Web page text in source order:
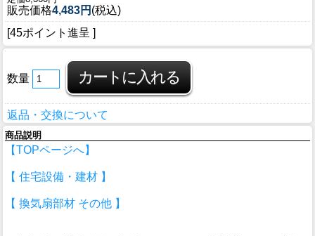
販売価格4,483円 (税込)
[45ポイント進呈 ]
数量
返品・交換について
商品説明
【TOPページへ】
【 住宅設備・建材 】
【 換気扇部材 その他 】